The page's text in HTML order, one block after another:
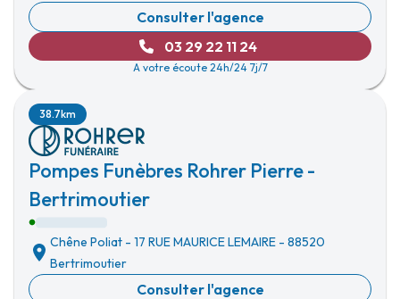
Consulter l'agence
03 29 22 11 24
A votre écoute 24h/24 7j/7
Pompes Funèbres Rohrer Pierre -
Bertrimoutier
38.7km
Chêne Poliat - 17 RUE MAURICE LEMAIRE - 88520
Bertrimoutier
Consulter l'agence